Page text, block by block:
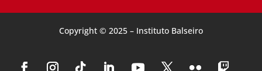
Copyright © 2025 – Instituto Balseiro